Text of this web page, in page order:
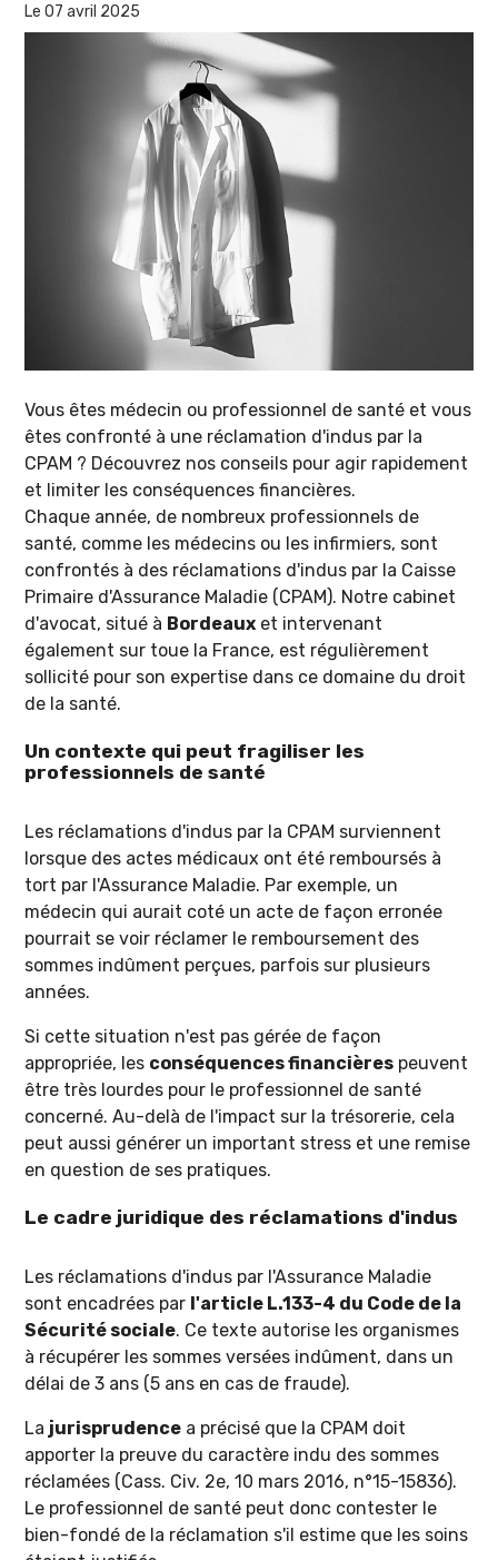
Le 07 avril 2025
Vous êtes médecin ou professionnel de santé et vous
êtes confronté à une réclamation d'indus par la
CPAM ? Découvrez nos conseils pour agir rapidement
et limiter les conséquences financières.
Chaque année, de nombreux professionnels de
santé, comme les médecins ou les infirmiers, sont
confrontés à des réclamations d'indus par la Caisse
Primaire d'Assurance Maladie (CPAM). Notre cabinet
d'avocat, situé à Bordeaux et intervenant
également sur toue la France, est régulièrement
sollicité pour son expertise dans ce domaine du droit
de la santé.
Un contexte qui peut fragiliser les
professionnels de santé
Les réclamations d'indus par la CPAM surviennent
lorsque des actes médicaux ont été remboursés à
tort par l'Assurance Maladie. Par exemple, un
médecin qui aurait coté un acte de façon erronée
pourrait se voir réclamer le remboursement des
sommes indûment perçues, parfois sur plusieurs
années.
Si cette situation n'est pas gérée de façon
appropriée, les conséquences financières peuvent
être très lourdes pour le professionnel de santé
concerné. Au-delà de l'impact sur la trésorerie, cela
peut aussi générer un important stress et une remise
en question de ses pratiques.
Le cadre juridique des réclamations d'indus
Les réclamations d'indus par l'Assurance Maladie
sont encadrées par l'article L.133-4 du Code de la
Sécurité sociale. Ce texte autorise les organismes
à récupérer les sommes versées indûment, dans un
délai de 3 ans (5 ans en cas de fraude).
La jurisprudence a précisé que la CPAM doit
apporter la preuve du caractère indu des sommes
réclamées (Cass. Civ. 2e, 10 mars 2016, n°15-15836).
Le professionnel de santé peut donc contester le
bien-fondé de la réclamation s'il estime que les soins